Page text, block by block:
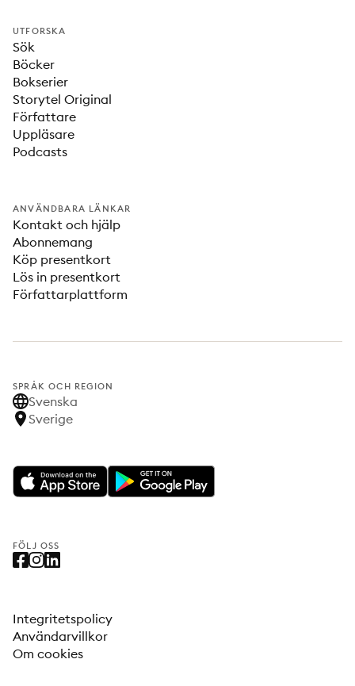
UTFORSKA
Sök
Böcker
Bokserier
Storytel Original
Författare
Uppläsare
Podcasts
ANVÄNDBARA LÄNKAR
Kontakt och hjälp
Abonnemang
Köp presentkort
Lös in presentkort
Författarplattform
SPRÅK OCH REGION
Svenska
Sverige
FÖLJ OSS
Integritetspolicy
Användarvillkor
Om cookies